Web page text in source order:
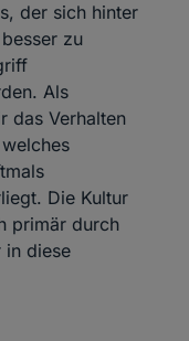
der sich hinter
zu
Als
das Verhalten
Die Kultur
primär durch
in diese